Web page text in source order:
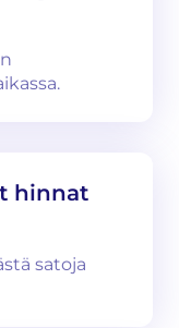
hinnat
satoja